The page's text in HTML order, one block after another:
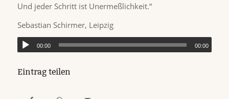
Und jeder Schritt ist Unermeßlichkeit.“
Sebastian Schirmer, Leipzig
00:00 00:00
Eintrag teilen